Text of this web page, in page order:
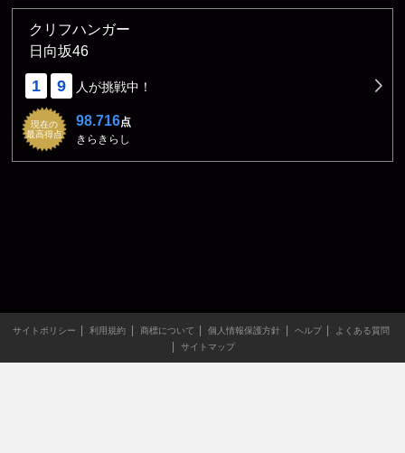
クリフハンガー
日向坂46
1 9 人が挑戦中！
現在の
最高得点
98.716点
きらきらし
サイトポリシー 利用規約 商標について 個人情報保護方針 ヘルプ
よくある質問
サイトマップ